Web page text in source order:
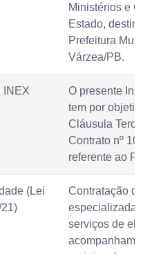
Ministérios e
Estado,
Prefeitura
Várzea/PB.
INEX
O presente
tem por
Cláusula
Contrato nº
referente ao
(Lei
21)
Contratação
especializada
serviços de